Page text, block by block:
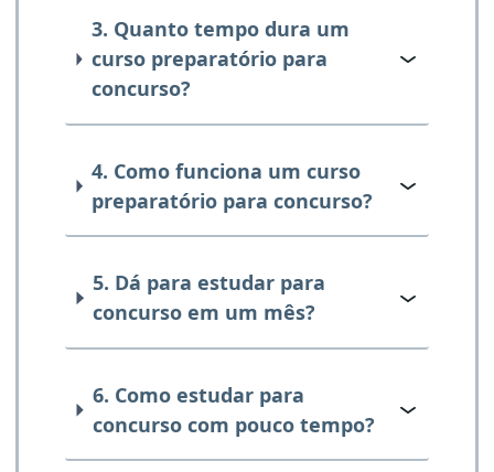
3. Quanto tempo dura um
curso preparatório para
concurso?
4. Como funciona um curso
preparatório para concurso?
5. Dá para estudar para
concurso em um mês?
6. Como estudar para
concurso com pouco tempo?